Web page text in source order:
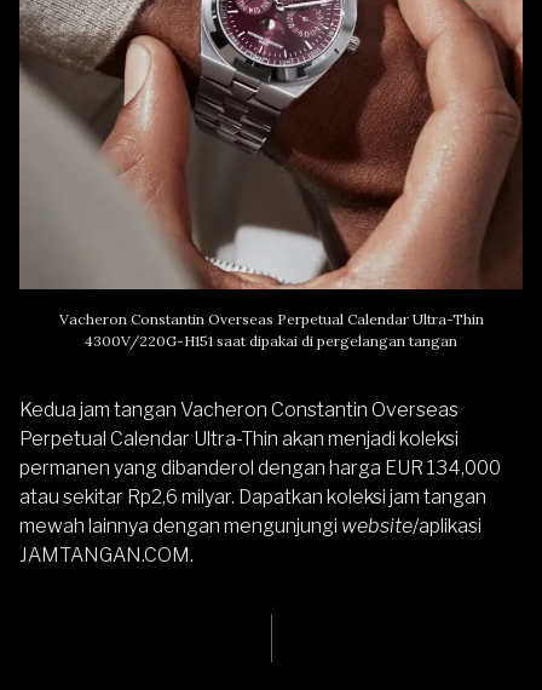
Vacheron Constantin Overseas Perpetual Calendar Ultra-Thin
4300V/220G-H151 saat dipakai di pergelangan tangan
Kedua jam tangan Vacheron Constantin Overseas
Perpetual Calendar Ultra-Thin akan menjadi koleksi
permanen yang dibanderol dengan harga EUR 134,000
atau sekitar Rp2,6 milyar. Dapatkan koleksi jam tangan
mewah lainnya dengan mengunjungi website/aplikasi
JAMTANGAN.COM.